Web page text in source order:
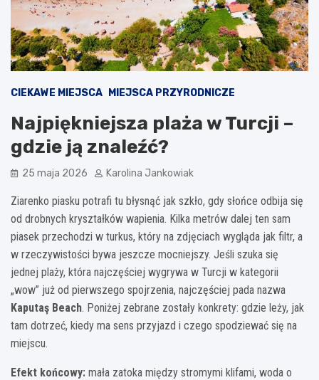
CIEKAWE MIEJSCA MIEJSCA PRZYRODNICZE
Najpiękniejsza plaża w Turcji –
gdzie ją znaleźć?
25 maja 2026 Karolina Jankowiak
Ziarenko piasku potrafi tu błysnąć jak szkło, gdy słońce odbija się
od drobnych kryształków wapienia. Kilka metrów dalej ten sam
piasek przechodzi w turkus, który na zdjęciach wygląda jak filtr, a
w rzeczywistości bywa jeszcze mocniejszy. Jeśli szuka się
jednej plaży, która najczęściej wygrywa w Turcji w kategorii
„wow” już od pierwszego spojrzenia, najczęściej pada nazwa
Kaputaş Beach. Poniżej zebrane zostały konkrety: gdzie leży, jak
tam dotrzeć, kiedy ma sens przyjazd i czego spodziewać się na
miejscu.
Efekt końcowy: mała zatoka między stromymi klifami, woda o